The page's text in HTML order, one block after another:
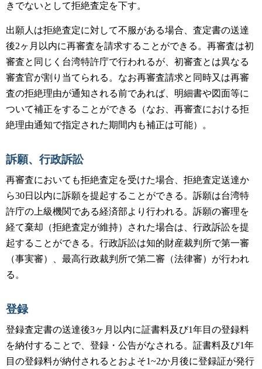
きでないとして拒絶査定を下す。
出願人は拒絶査定に対して不服がある場合、査定書の送達
後2ヶ月以内に再審査を請求することができる。再審査は初
審査と同じく台湾特許庁で行われるが、初審査とは異なる
審査官が割り当てられる。なお再審査請求と同時又は再審
査の拒絶理由が通知される前であれば、明細書や図面等に
ついて補正をすることができる（なお、再審査における拒
絶理由通知で指定された期間内も補正は可能）。
訴願、行政訴訟
再審査においても拒絶査定を受けた場合、拒絶査定送達か
ら30日以内に訴願を提起することができる。訴願は台湾特
許庁の上級機関である経済部より行われる。訴願の審理を
経て棄却（拒絶査定が維持）された場合は、行政訴訟を提
起することができる。行政訴訟は知的財産裁判所で第一審
（事実審）、最高行政裁判所で第二審（法律審）が行われ
る。
登録
登録査定書の送達後3ヶ月以内に証書料及び1年目の登録料
を納付することで、登録・公告がなされる。証書料及び1年
目の登録料が納付されるとおよそ1~2か月後に登録証が発行